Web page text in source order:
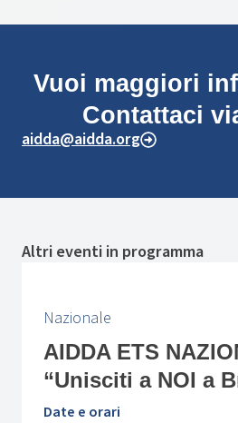
Vuoi maggiori
Contattaci
aidda@aidda.org
Altri eventi in programma
Nazionale
AIDDA ETS
“Unisciti a NOI a
Date e orari